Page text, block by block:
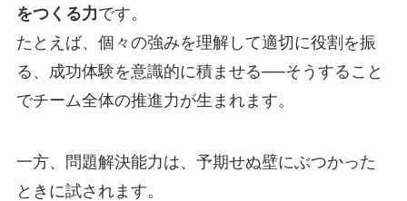
をつくる力です。
たとえば、個々の強みを理解して適切に役割を振
る、成功体験を意識的に積ませる──そうすること
でチーム全体の推進力が生まれます。
一方、問題解決能力は、予期せぬ壁にぶつかった
ときに試されます。